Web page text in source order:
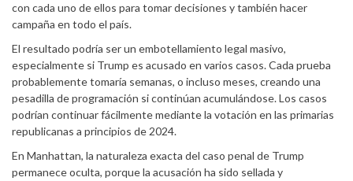
con cada uno de ellos para tomar decisiones y también hacer
campaña en todo el país.
El resultado podría ser un embotellamiento legal masivo,
especialmente si Trump es acusado en varios casos. Cada prueba
probablemente tomaría semanas, o incluso meses, creando una
pesadilla de programación si continúan acumulándose. Los casos
podrían continuar fácilmente mediante la votación en las primarias
republicanas a principios de 2024.
En Manhattan, la naturaleza exacta del caso penal de Trump
permanece oculta, porque la acusación ha sido sellada y